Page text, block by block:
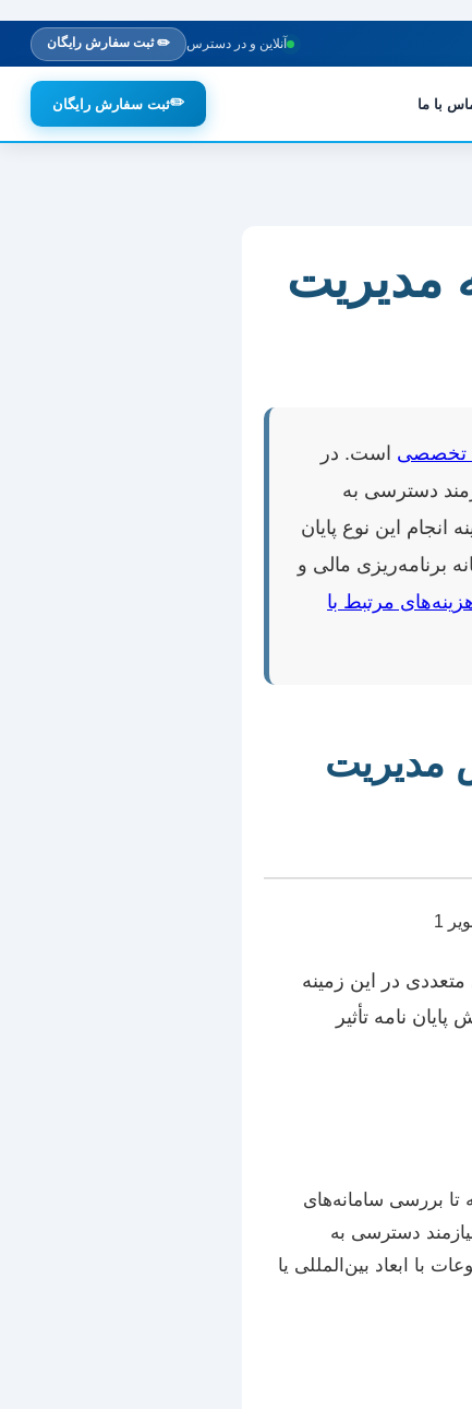
آنلاین و در دسترس ✏️ ثبت سفارش رایگان
با ما ✏️ثبت سفارش رایگان
مدیریت
تخصصی است. در
دسترسی به
این نوع پایان
برنامه‌ریزی مالی و
مرتبط با
مدیریت
در این زمینه
نامه تأثیر
تا بررسی سامانه‌های
دسترسی به
با ابعاد بین‌المللی یا